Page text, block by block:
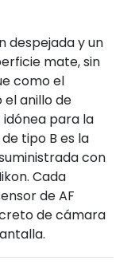
despejada y un
mate, sin
como el
anillo de
para la
tipo B es la
con
Cada
de AF
de cámara